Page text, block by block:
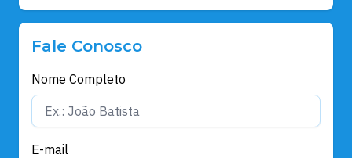
Fale Conosco
Nome Completo
E-mail